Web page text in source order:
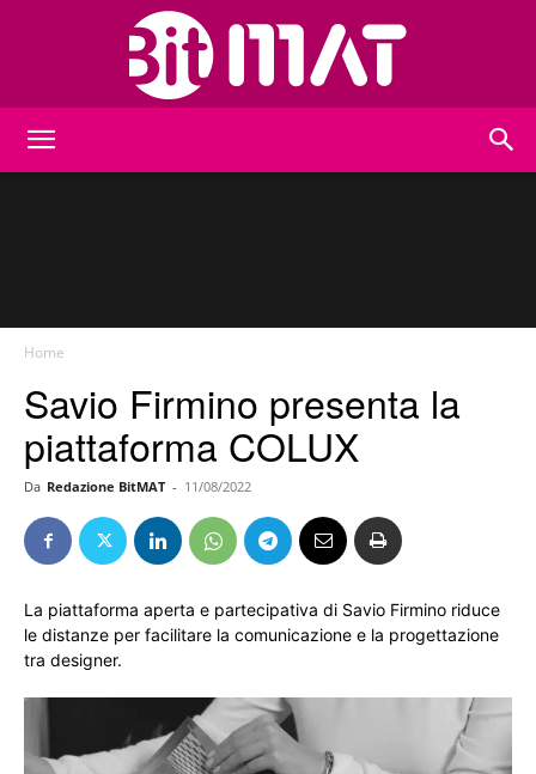
Home
Savio Firmino presenta la
piattaforma COLUX
Da Redazione BitMAT - 11/08/2022
La piattaforma aperta e partecipativa di Savio Firmino riduce
le distanze per facilitare la comunicazione e la progettazione
tra designer.